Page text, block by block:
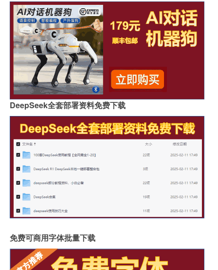
DeepSeek全套部署资料免费下载
免费可商用字体批量下载